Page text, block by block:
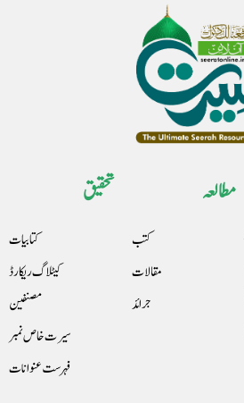
مطالعہ
کتب
مقالات
جرائد
تحقیق
کتابیات
کیٹلاگ ریکارڈ
مصنفین
سیرت خاص نمبر
فہرست عنوانات